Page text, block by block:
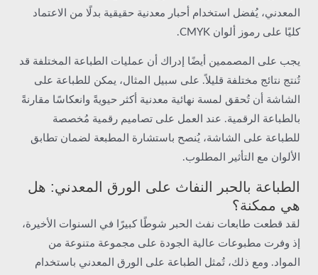
المعدني، يُفضل استخدام أحبار معدنية حقيقية بدلًا من الاعتماد
كليًا على رموز ألوان CMYK.
يجب على المصممين أيضًا إدراك أن عمليات الطباعة المختلفة قد
تُنتج نتائج مختلفة قليلاً. على سبيل المثال، يمكن للطباعة على
الشاشة أن تُحقق لمسة نهائية معدنية أكثر حيويةً وانعكاسًا مقارنةً
بالطباعة الرقمية. عند العمل على تصاميم رقمية مُخصصة
للطباعة على الشاشة، يُنصح باستشارة المطبعة لضمان تطابق
الألوان مع التأثير المطلوب.
الطباعة بالحبر النفاث على الورق المعدني: هل
هي ممكنة؟
لقد قطعت طابعات نفث الحبر شوطًا كبيرًا في السنوات الأخيرة،
إذ وفرت مطبوعات عالية الجودة على مجموعة متنوعة من
المواد. ومع ذلك، تُمثل الطباعة على الورق المعدني باستخدام